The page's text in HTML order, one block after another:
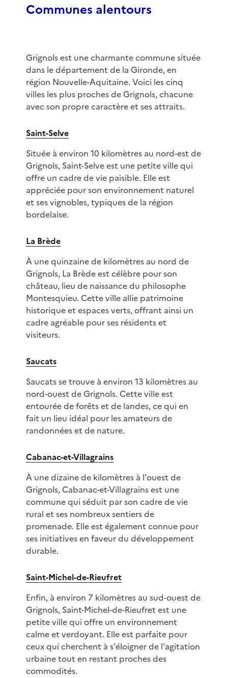
Communes alentours
Grignols est une charmante commune située
dans le département de la Gironde, en
région Nouvelle-Aquitaine. Voici les cinq
villes les plus proches de Grignols, chacune
avec son propre caractère et ses attraits.
Saint-Selve
Située à environ 10 kilomètres au nord-est de
Grignols, Saint-Selve est une petite ville qui
offre un cadre de vie paisible. Elle est
appréciée pour son environnement naturel
et ses vignobles, typiques de la région
bordelaise.
La Brède
À une quinzaine de kilomètres au nord de
Grignols, La Brède est célèbre pour son
château, lieu de naissance du philosophe
Montesquieu. Cette ville allie patrimoine
historique et espaces verts, offrant ainsi un
cadre agréable pour ses résidents et
visiteurs.
Saucats
Saucats se trouve à environ 13 kilomètres au
nord-ouest de Grignols. Cette ville est
entourée de forêts et de landes, ce qui en
fait un lieu idéal pour les amateurs de
randonnées et de nature.
Cabanac-et-Villagrains
À une dizaine de kilomètres à l'ouest de
Grignols, Cabanac-et-Villagrains est une
commune qui séduit par son cadre de vie
rural et ses nombreux sentiers de
promenade. Elle est également connue pour
ses initiatives en faveur du développement
durable.
Saint-Michel-de-Rieufret
Enfin, à environ 7 kilomètres au sud-ouest de
Grignols, Saint-Michel-de-Rieufret est une
petite ville qui offre un environnement
calme et verdoyant. Elle est parfaite pour
ceux qui cherchent à s'éloigner de l'agitation
urbaine tout en restant proches des
commodités.